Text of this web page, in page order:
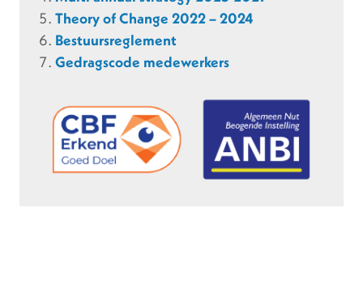
Theory of Change 2022 – 2024
Bestuursreglement
Gedragscode medewerkers